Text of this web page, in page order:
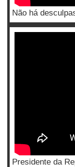
Não há
Presidente da